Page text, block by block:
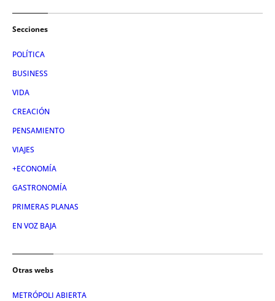
Secciones
POLÍTICA
BUSINESS
VIDA
CREACIÓN
PENSAMIENTO
VIAJES
+ECONOMÍA
GASTRONOMÍA
PRIMERAS PLANAS
EN VOZ BAJA
Otras webs
METRÓPOLI ABIERTA